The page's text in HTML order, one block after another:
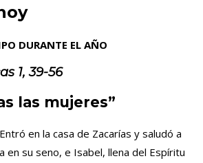
DURANTE EL AÑO
1, 39-56
las mujeres”
en la casa de Zacarías y saludó a
en su seno, e Isabel, llena del Espíritu